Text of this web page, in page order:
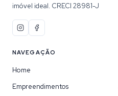
imóvel ideal. CRECI 28981-J
NAVEGAÇÃO
Home
Empreendimentos